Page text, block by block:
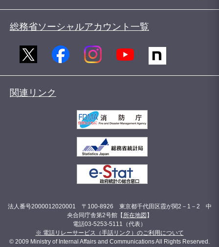
総務省ソーシャルアカウント一覧
関連リンク
法人番号2000012020001 〒100-8926 東京都千代田区霞が関2－1－2 中
央合同庁舎第2号館【 所在地図 】
電話03-5253-5111（代表）
※ 電話リレーサービス（手話リンク）のご利用について
© 2009 Ministry of Internal Affairs and Communications All Rights Reserved.